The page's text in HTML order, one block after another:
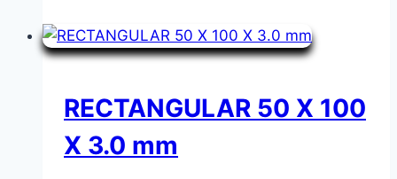
RECTANGULAR 50 X 100
X 3.0 mm